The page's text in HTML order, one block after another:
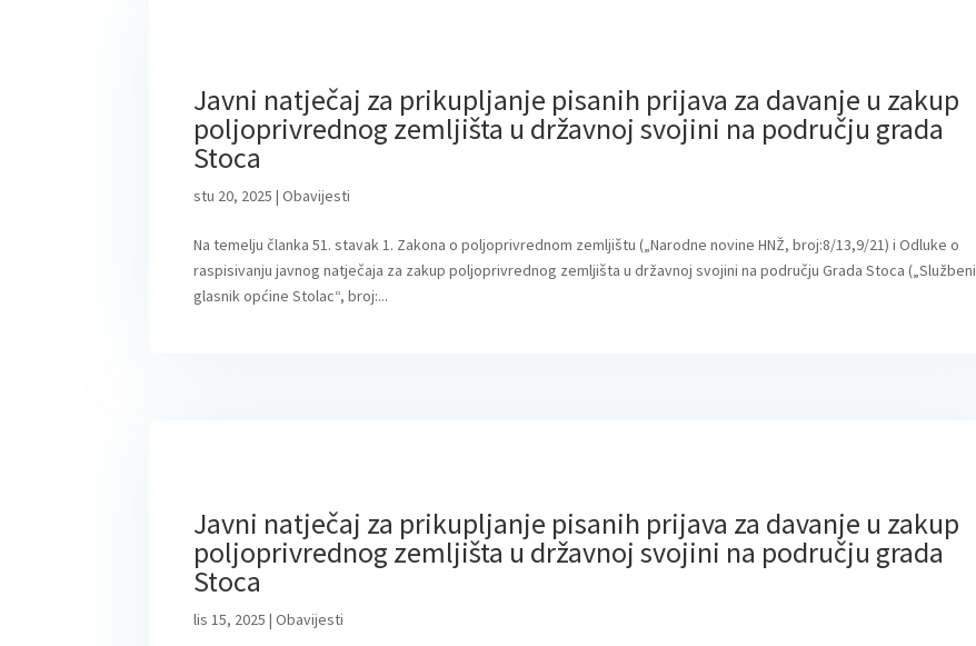
Javni natječaj za prikupljanje pisanih prijava za davanje u zakup
poljoprivrednog zemljišta u državnoj svojini na području grada
Stoca
stu 20, 2025 |Obavijesti
Na temelju članka 51. stavak 1. Zakona o poljoprivrednom zemljištu („Narodne novine HNŽ, broj:8/13,9/21) i Odluke o
raspisivanju javnog natječaja za zakup poljoprivrednog zemljišta u državnoj svojini na području Grada Stoca („Službeni
glasnik općine Stolac“, broj:...
Javni natječaj za prikupljanje pisanih prijava za davanje u zakup
poljoprivrednog zemljišta u državnoj svojini na području grada
Stoca
lis 15, 2025 |Obavijesti